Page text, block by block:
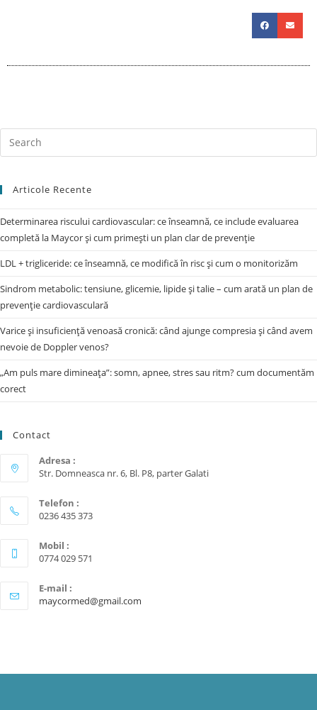
Articole Recente
Determinarea riscului cardiovascular: ce înseamnă, ce include evaluarea
completă la Maycor și cum primești un plan clar de prevenție
LDL + trigliceride: ce înseamnă, ce modifică în risc și cum o monitorizăm
Sindrom metabolic: tensiune, glicemie, lipide și talie – cum arată un plan de
prevenție cardiovasculară
Varice și insuficiență venoasă cronică: când ajunge compresia și când avem
nevoie de Doppler venos?
„Am puls mare dimineața”: somn, apnee, stres sau ritm? cum documentăm
corect
Contact
Adresa :
Str. Domneasca nr. 6, Bl. P8, parter Galati
Telefon :
0236 435 373
Mobil :
0774 029 571
E-mail :
maycormed@gmail.com